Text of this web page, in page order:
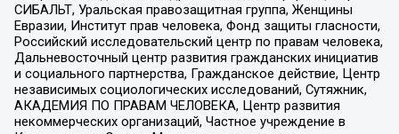
СИБАЛЬТ, Уральская правозащитная группа, Женщины
Евразии, Институт прав человека, Фонд защиты гласности,
Российский исследовательский центр по правам человека,
Дальневосточный центр развития гражданских инициатив
и социального партнерства, Гражданское действие, Центр
независимых социологических исследований, Сутяжник,
АКАДЕМИЯ ПО ПРАВАМ ЧЕЛОВЕКА, Центр развития
некоммерческих организаций, Частное учреждение в